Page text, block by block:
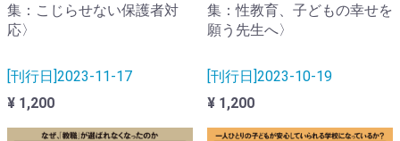
集：こじらせない保護者対
応〉
[刊行日]2023-11-17
¥ 1,200
集：性教育、子どもの幸せを
願う先生へ〉
[刊行日]2023-10-19
¥ 1,200